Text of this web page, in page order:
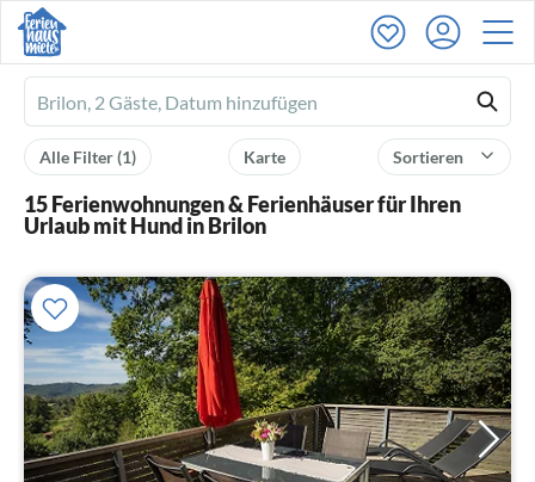
Ferienhausmiete
logo
Sortieren
Karte
Alle Filter(1)
15 Ferienwohnungen & Ferienhäuser für Ihren
Urlaub mit Hund in Brilon